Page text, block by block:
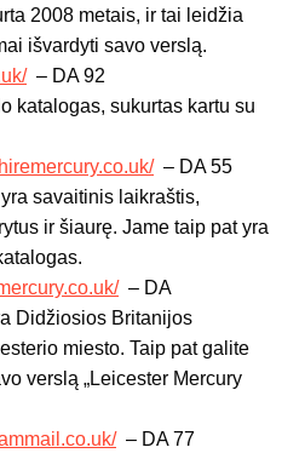
2008 metais, ir tai leidžia
išvardyti savo verslą.
– DA 92
katalogas, sukurtas kartu su
– DA 55
savaitinis laikraštis,
ir šiaurę. Jame taip pat yra
– DA
Didžiosios Britanijos
miesto. Taip pat galite
verslą „Leicester Mercury
– DA 77